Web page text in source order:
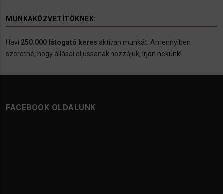
MUNKAKÖZVETÍTÖKNEK:
Havi 250.000 látogató keres aktívan munkát. Amennyiben
szeretné, hogy állásai eljussanak hozzájuk, írjon nekünk!
FACEBOOK OLDALUNK